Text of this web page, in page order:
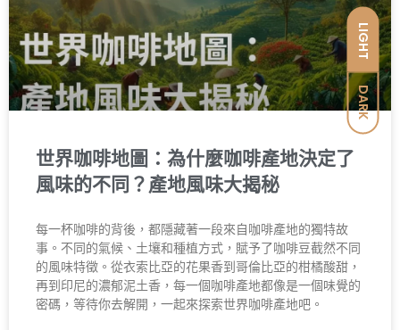
LIGHT
DARK
世界咖啡地圖：為什麼咖啡產地決定了
風味的不同？產地風味大揭秘
每一杯咖啡的背後，都隱藏著一段來自咖啡產地的獨特故
事。不同的氣候、土壤和種植方式，賦予了咖啡豆截然不同
的風味特徵。從衣索比亞的花果香到哥倫比亞的柑橘酸甜，
再到印尼的濃郁泥土香，每一個咖啡產地都像是一個味覺的
密碼，等待你去解開，一起來探索世界咖啡產地吧。